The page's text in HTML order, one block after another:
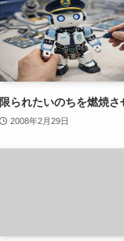
限られたいのちを燃焼さ
2008年2月29日